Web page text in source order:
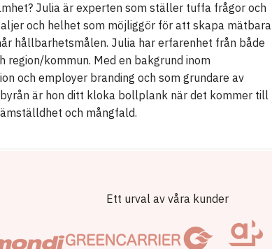
Julia är experten som ställer tuffa frågor och
och helhet som möjliggör för att skapa mätbara
hållbarhetsmålen. Julia har erfarenhet från både
region/kommun. Med en bakgrund inom
och employer branding och som grundare av
är hon ditt kloka bollplank när det kommer till
och mångfald.
Ett urval av våra kunder